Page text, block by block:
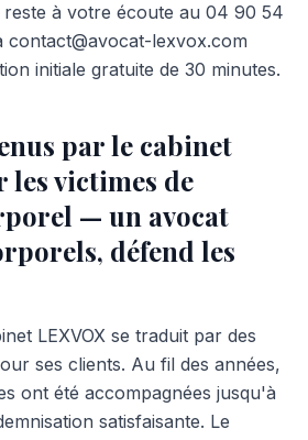
reste à votre écoute au 04 90 54
contact@avocat-lexvox.com
initiale gratuite de 30 minutes.
par le cabinet
les victimes de
— un avocat
défend les
LEXVOX se traduit par des
ses clients. Au fil des années,
ont été accompagnées jusqu'à
satisfaisante. Le